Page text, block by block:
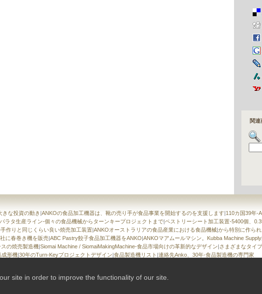
»»
»»
食品と
»»
»»
多機能
多目的
»»
丸めコ
»»
半自動
»»
半自動
»»
»»
テーブ
»»
»»
関連
きな投資の動き |ANKOの食品加工機器は、靴の売り手が食品事業を開始するのを支援します|110カ国39年-
ラタ生産ライン-個々の食品機械からターンキープロジェクトまで|ペストリーシート加工装置-5400個、
作りと同じくらい良い焼売加工装置|ANKOオーストラリアの食品産業における食品機械|から特別に作ら
に春巻き機を販売|ABC Pastry餃子食品加工機器をANKO|ANKOマアムールマシン。Kubba Machine Supply|
スの焼売製造機|Siomai Machine / SiomaiMakingMachine-食品市場向けの革新的なデザイン|さまざまなタイ
成形機|30年のTurn-Keyプロジェクトデザイン|食品製造機リスト |連絡先Anko、30年-食品製造機の専門家
Market Online Corporation全著作権所有。搭載 Ready-Market Online Corporation
site in order to improve the functionality of our site.